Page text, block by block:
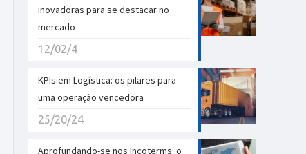
inovadoras para se destacar no
mercado
12/02/4
KPIs em Logística: os pilares para
uma operação vencedora
25/20/24
Aprofundando-se nos Incoterms: o